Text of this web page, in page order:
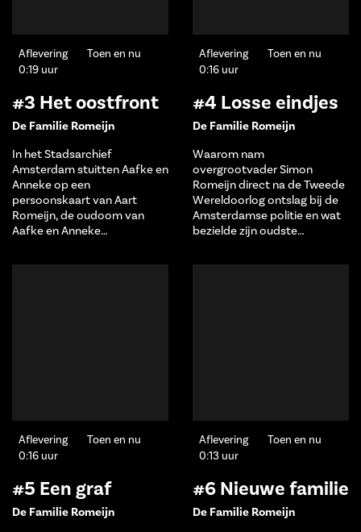
Aflevering
Toen en nu
0:19 uur
#3 Het oostfront
De Familie Romeijn
In het Stadsarchief
Amsterdam stuitten Aafke en
Anneke op een
persoonskaart van Aart
Romeijn, de oudoom van
Aafke en Anneke…
Aflevering
Toen en nu
0:16 uur
#4 Losse eindjes
De Familie Romeijn
Waarom nam
overgrootvader Simon
Romeijn direct na de Tweede
Wereldoorlog ontslag bij de
Amsterdamse politie en wat
bezielde zijn oudste…
Aflevering
Toen en nu
0:16 uur
#5 Een graf
De Familie Romeijn
Aflevering
Toen en nu
0:13 uur
#6 Nieuwe familie
De Familie Romeijn